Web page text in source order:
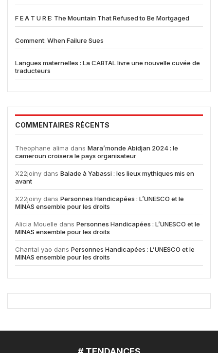
F E A T U R E: The Mountain That Refused to Be Mortgaged
Comment: When Failure Sues
Langues maternelles : La CABTAL livre une nouvelle cuvée de
traducteurs
COMMENTAIRES RÉCENTS
Theophane alima dans Mara’monde Abidjan 2024 : le
cameroun croisera le pays organisateur
X22joiny dans Balade à Yabassi : les lieux mythiques mis en
avant
X22joiny dans Personnes Handicapées : L’UNESCO et le
MINAS ensemble pour les droits
Alicia Mouelle dans Personnes Handicapées : L’UNESCO et le
MINAS ensemble pour les droits
Chantal yao dans Personnes Handicapées : L’UNESCO et le
MINAS ensemble pour les droits